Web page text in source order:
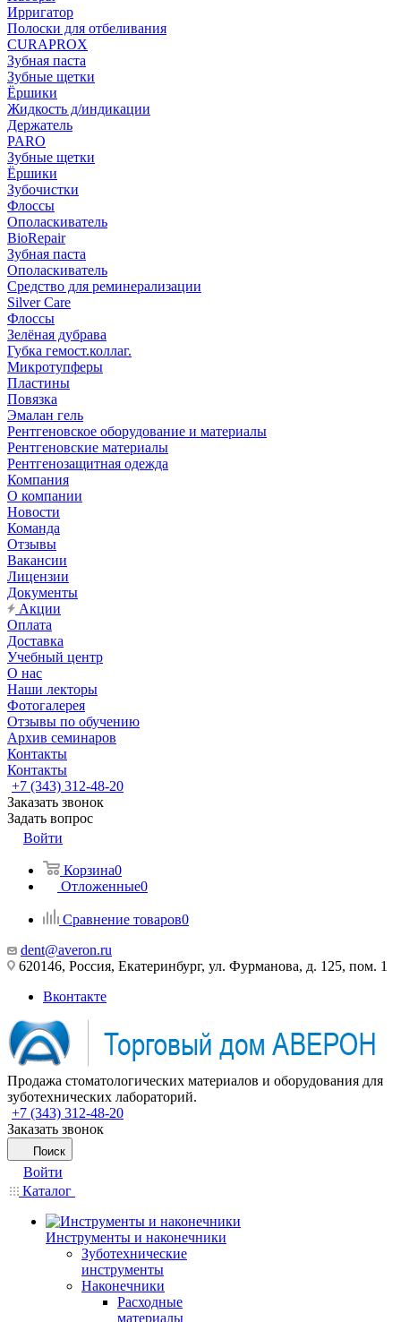
Ирригатор
Полоски для отбеливания
CURAPROX
Зубная паста
Зубные щетки
Ёршики
Жидкость д/индикации
Держатель
PARO
Зубные щетки
Ёршики
Зубочистки
Флоссы
Ополаскиватель
BioRepair
Зубная паста
Ополаскиватель
Средство для реминерализации
Silver Care
Флоссы
Зелёная дубрава
Губка гемост.коллаг.
Микротупферы
Пластины
Повязка
Эмалан гель
Рентгеновское оборудование и материалы
Рентгеновские материалы
Рентгенозащитная одежда
Компания
О компании
Новости
Команда
Отзывы
Вакансии
Лицензии
Документы
Акции
Оплата
Доставка
Учебный центр
О нас
Наши лекторы
Фотогалерея
Отзывы по обучению
Архив семинаров
Контакты
Контакты
+7 (343) 312-48-20
Заказать звонок
Задать вопрос
Войти
Корзина0
Отложенные0
Сравнение товаров0
dent@averon.ru
620146, Россия, Екатеринбург, ул. Фурманова, д. 125, пом. 1
Вконтакте
Продажа стоматологических материалов и оборудования для
зуботехнических лабораторий.
+7 (343) 312-48-20
Заказать звонок
Поиск
Войти
Каталог
Инструменты и наконечники
Зуботехнические
инструменты
Наконечники
Расходные
материалы